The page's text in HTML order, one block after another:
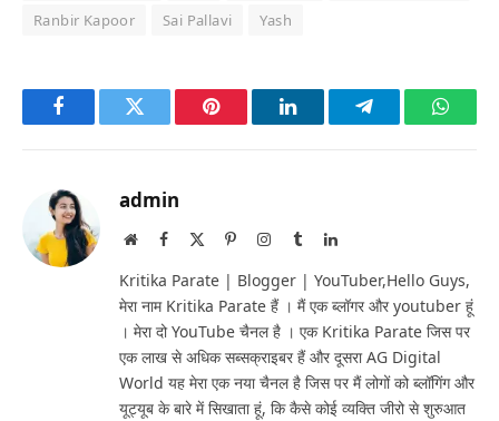
Ranbir Kapoor Sai Pallavi Yash
FacebookTwitter Pinterest LinkedInTelegram
admin
WebsiteFacebook PinterestInstagram
TumblrLinkedIn
Kritika Parate | Blogger | YouTuber,Hello Guys,
मेरा नाम Kritika Parate हैं । मैं एक ब्लॉगर और youtuber हूं
। मेरा दो YouTube चैनल है । एक Kritika Parate जिस पर
एक लाख से अधिक सब्सक्राइबर हैं और दूसरा AG Digital
World यह मेरा एक नया चैनल है जिस पर मैं लोगों को ब्लॉगिंग और
यूट्यूब के बारे में सिखाता हूं, कि कैसे कोई व्यक्ति जीरो से शुरुआत